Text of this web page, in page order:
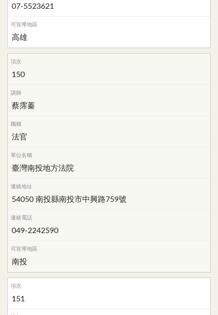
07-5523621
高雄
150
蔡霈蓁
法官
臺灣南投地方法院
54050 南投縣南投市中興路759號
049-2242590
南投
151